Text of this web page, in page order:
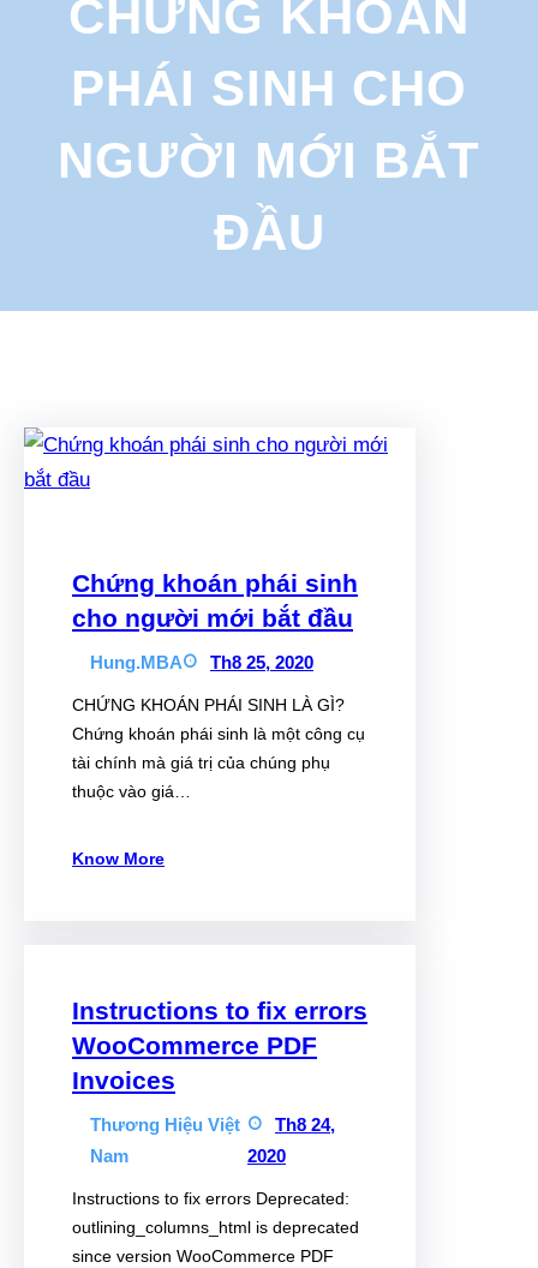
h
CHỨNG KHOÁN
PHÁI SINH CHO
NGƯỜI MỚI BẮT
ĐẦU
Chứng khoán phái sinh
cho người mới bắt đầu
Hung.MBA Th8 25, 2020
CHỨNG KHOÁN PHÁI SINH LÀ GÌ?
Chứng khoán phái sinh là một công cụ
tài chính mà giá trị của chúng phụ
thuộc vào giá…
Know More
Instructions to fix errors
WooCommerce PDF
Invoices
Thương Hiệu Việt
Nam
Th8 24,
2020
Instructions to fix errors Deprecated:
outlining_columns_html is deprecated
since version WooCommerce PDF